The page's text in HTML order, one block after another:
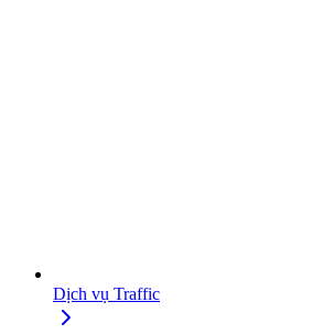
Dịch vụ Traffic